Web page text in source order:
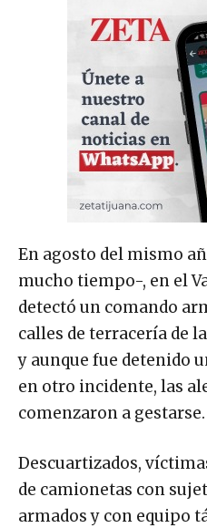
En agosto del mismo
mucho tiempo-, en el
detectó un comando
calles de terracería de
y aunque fue detenido
en otro incidente, las
comenzaron a gestarse.
Descuartizados,
de camionetas con
armados y con equipo